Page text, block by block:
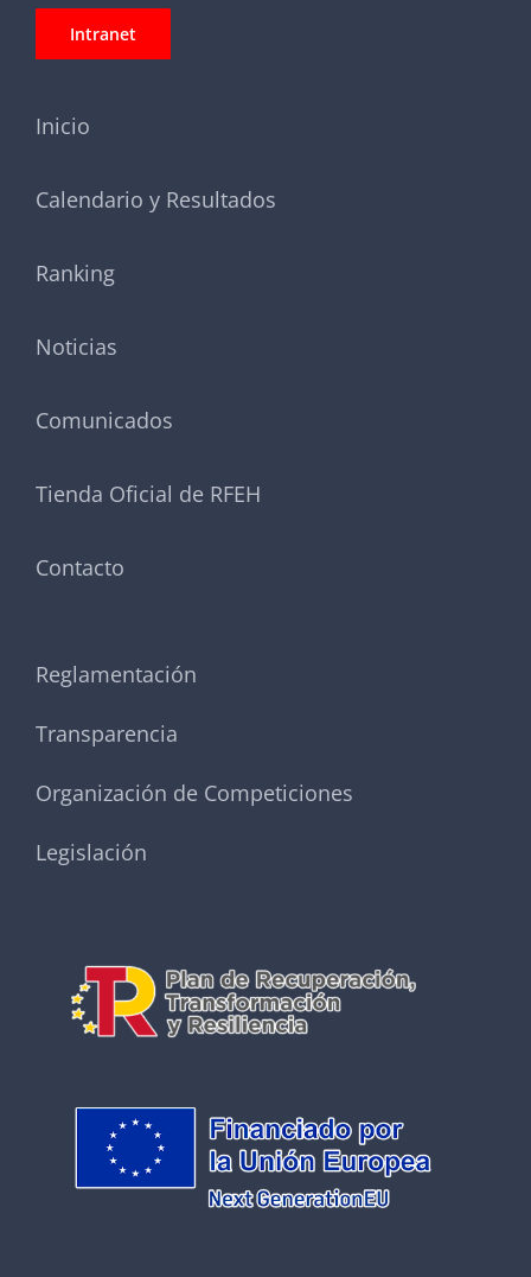
Intranet
Inicio
Calendario y Resultados
Ranking
Noticias
Comunicados
Tienda Oficial de RFEH
Contacto
Reglamentación
Transparencia
Organización de Competiciones
Legislación